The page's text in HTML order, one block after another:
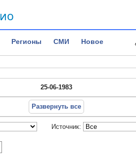
Регионы СМИ Новое
25-06-1983
Развернуть все
Источник: